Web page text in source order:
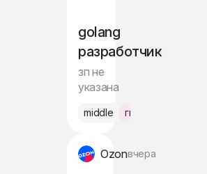
golang
разработчик
зп не
указана
middle гибрид Москва
Ozonвчера